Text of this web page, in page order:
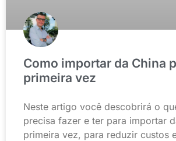
Como importar da China
primeira vez
Neste artigo você descobrirá o
precisa fazer e ter para importar
primeira vez, para reduzir custos